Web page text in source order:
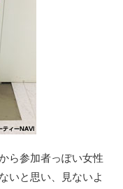
ら参加者っぽい女性
いと思い、見ないよ